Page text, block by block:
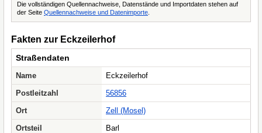
Die vollständigen Quellennachweise, Datenstände und Importdaten stehen auf
der Seite Quellennachweise und Datenimporte
Fakten zur Eckzeilerhof
Straßendaten
Name
Eckzeilerhof
Postleitzahl
56856
Ort
Zell (Mosel)
Ortsteil
Barl